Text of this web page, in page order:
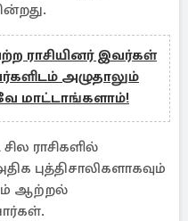
ராசியினர் இவர்கள்
அழுதாலும்
மாட்டாங்களாம்!
ராசிகளில்
புத்திசாலிகளாகவும்
ஆற்றல்